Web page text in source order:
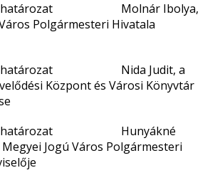
határozat Molnár Ibolya,
Polgármesteri Hivatala
határozat Nida Judit, a
Központ és Városi Könyvtár
határozat Hunyákné
Megyei Jogú Város Polgármesteri